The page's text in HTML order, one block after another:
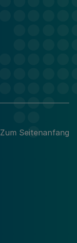
Zum Seitenanfang